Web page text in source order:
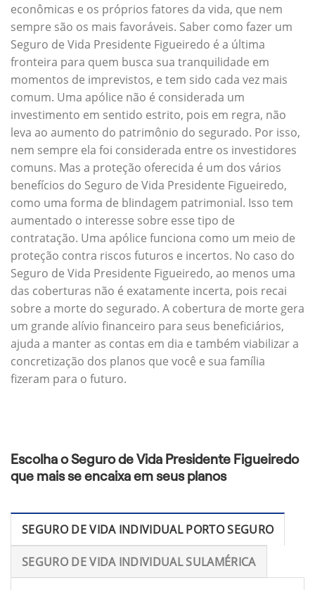
econômicas e os próprios fatores da vida, que nem
sempre são os mais favoráveis. Saber como fazer um
Seguro de Vida Presidente Figueiredo é a última
fronteira para quem busca sua tranquilidade em
momentos de imprevistos, e tem sido cada vez mais
comum. Uma apólice não é considerada um
investimento em sentido estrito, pois em regra, não
leva ao aumento do patrimônio do segurado. Por isso,
nem sempre ela foi considerada entre os investidores
comuns. Mas a proteção oferecida é um dos vários
benefícios do Seguro de Vida Presidente Figueiredo,
como uma forma de blindagem patrimonial. Isso tem
aumentado o interesse sobre esse tipo de
contratação. Uma apólice funciona como um meio de
proteção contra riscos futuros e incertos. No caso do
Seguro de Vida Presidente Figueiredo, ao menos uma
das coberturas não é exatamente incerta, pois recai
sobre a morte do segurado. A cobertura de morte gera
um grande alívio financeiro para seus beneficiários,
ajuda a manter as contas em dia e também viabilizar a
concretização dos planos que você e sua família
fizeram para o futuro.
Escolha o Seguro de Vida Presidente Figueiredo
que mais se encaixa em seus planos
SEGURO DE VIDA INDIVIDUAL PORTO SEGURO
SEGURO DE VIDA INDIVIDUAL SULAMÉRICA